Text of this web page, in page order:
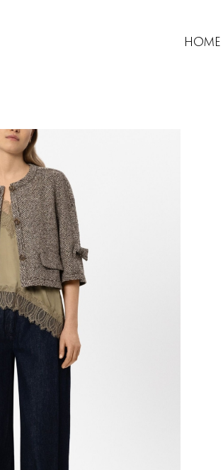
Home